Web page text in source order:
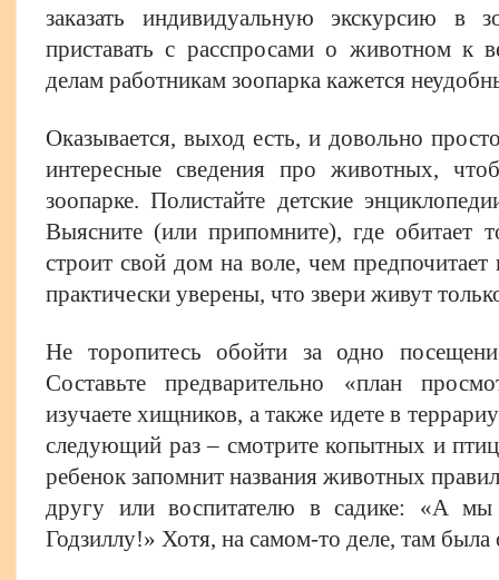
заказать индивидуальную экскурсию в
приставать с расспросами о животном к
делам работникам зоопарка кажется
Оказывается, выход есть, и довольно
интересные сведения про животных,
зоопарке. Полистайте детские
Выясните (или припомните), где обитает
строит свой дом на воле, чем
практически уверены, что звери живут
Не торопитесь обойти за одно
Составьте предварительно «план
изучаете хищников, а также идете в
следующий раз – смотрите копытных и
ребенок запомнит названия животных
другу или воспитателю в садике: «А
Годзиллу!» Хотя, на самом-то деле, там была